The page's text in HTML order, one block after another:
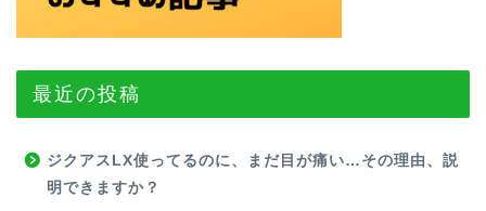
最近の投稿
ジクアスLX使ってるのに、まだ目が痛い…その理由、説
明できますか？